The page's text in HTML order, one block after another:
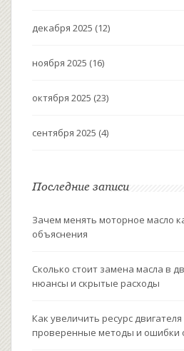
декабря 2025 (12)
ноября 2025 (16)
октября 2025 (23)
сентября 2025 (4)
Последние записи
Зачем менять моторное масло
объяснения
Сколько стоит замена масла в
нюансы и скрытые расходы
Как увеличить ресурс
проверенные методы и ошибки